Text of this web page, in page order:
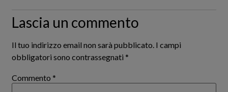
Lascia un commento
Il tuo indirizzo email non sarà pubblicato. I campi
obbligatori sono contrassegnati *
Commento *